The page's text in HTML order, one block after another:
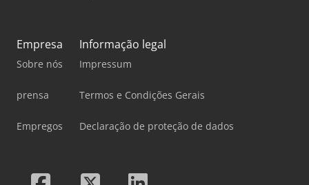
Empresa
Sobre nós
prensa
Empregos
Informação legal
Impressum
Termos e Condições Gerais
Declaração de proteção de dados